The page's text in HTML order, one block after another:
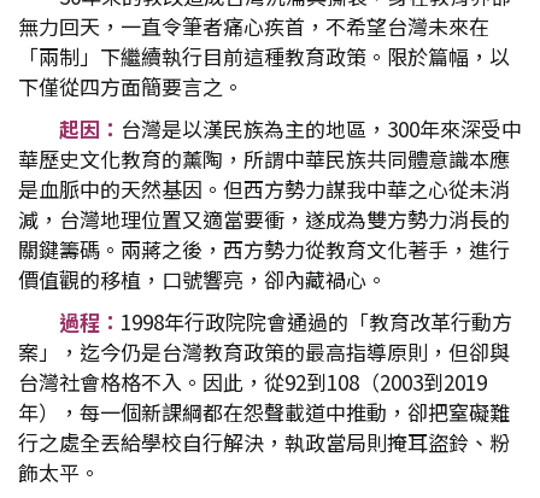
無力回天，一直令筆者痛心疾首，不希望台灣未來在
「兩制」下繼續執行目前這種教育政策。限於篇幅，以
下僅從四方面簡要言之。
起因： 台灣是以漢民族為主的地區，300年來深受中
華歷史文化教育的薰陶，所謂中華民族共同體意識本應
是血脈中的天然基因。但西方勢力謀我中華之心從未消
減，台灣地理位置又適當要衝，遂成為雙方勢力消長的
關鍵籌碼。兩蔣之後，西方勢力從教育文化著手，進行
價值觀的移植，口號響亮，卻內藏禍心。
過程： 1998年行政院院會通過的「教育改革行動方
案」，迄今仍是台灣教育政策的最高指導原則，但卻與
台灣社會格格不入。因此，從92到108（2003到2019
年），每一個新課綱都在怨聲載道中推動，卻把窒礙難
行之處全丟給學校自行解決，執政當局則掩耳盜鈴、粉
飾太平。